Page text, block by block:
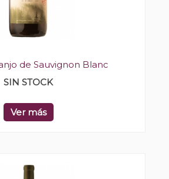
de Sauvignon Blanc
SIN STOCK
Ver más